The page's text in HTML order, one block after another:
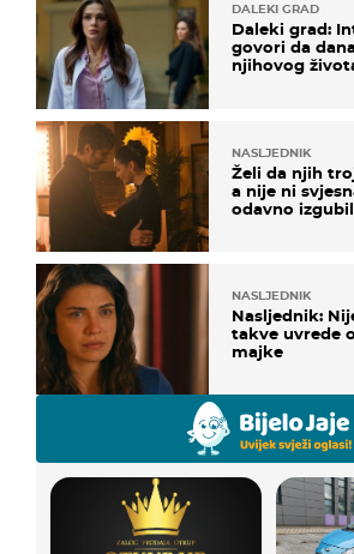
DALEKI GRAD
Daleki grad:
govori da
njihovog
NASLJEDNIK
Želi da njih
a nije ni
odavno
NASLJEDNIK
Nasljednik:
takve uvrede
majke